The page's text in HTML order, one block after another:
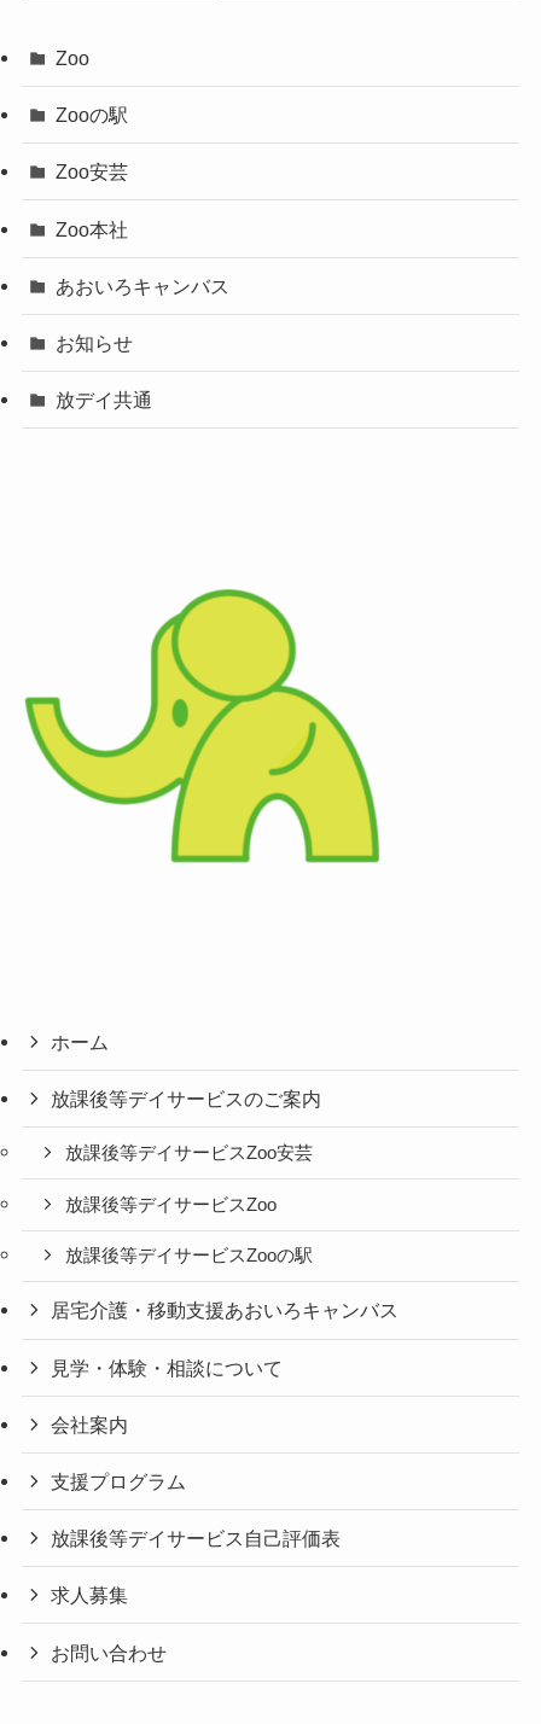
Zoo
Zooの駅
Zoo安芸
Zoo本社
あおいろキャンバス
お知らせ
放デイ共通
ホーム
放課後等デイサービスのご案内
放課後等デイサービスZoo安芸
放課後等デイサービスZoo
放課後等デイサービスZooの駅
居宅介護・移動支援あおいろキャンバス
見学・体験・相談について
会社案内
支援プログラム
放課後等デイサービス自己評価表
求人募集
お問い合わせ